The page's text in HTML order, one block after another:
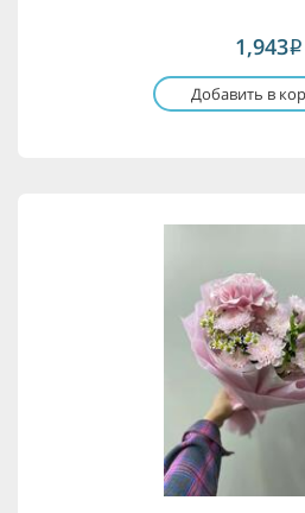
1,943i
Добавить в